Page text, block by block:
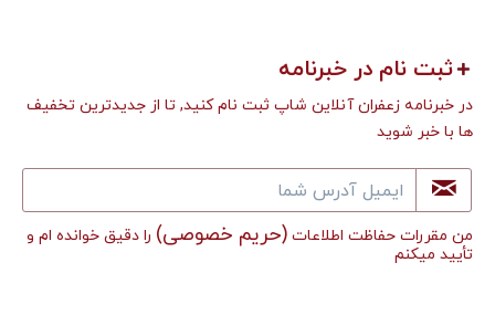
ثبت نام در خبرنامه
در خبرنامه زعفران آنلاین شاپ ثبت نام کنید, تا از جدیدترین تخفیف
ها با خبر شوید
من مقررات حفاظت اطلاعات (حریم خصوصی) را دقیق خوانده ام و
تأييد میکنم